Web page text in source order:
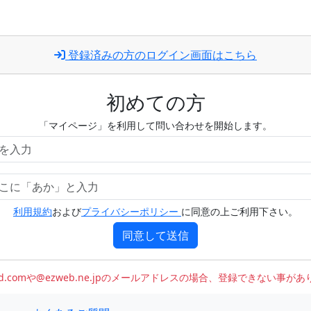
登録済みの方のログイン画面はこちら
初めての方
「マイページ」を利用して問い合わせを開始します。
利用規約およびプライバシーポリシー に同意の上ご利用下さい。
同意して送信
や@ezweb.ne.jpのメールアドレスの場合、登録できない事があ